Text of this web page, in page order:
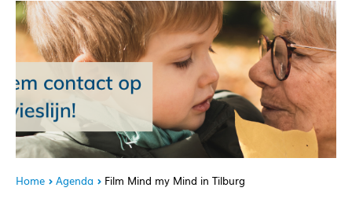
Home Agenda Film Mind my Mind in Tilburg